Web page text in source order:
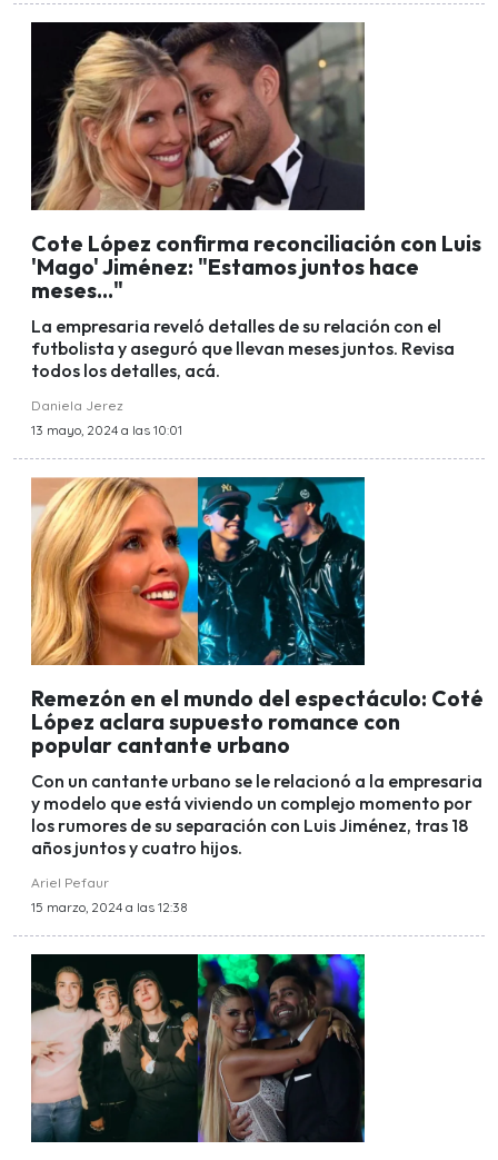
Cote López confirma reconciliación con Luis
'Mago' Jiménez: "Estamos juntos hace
meses..."
La empresaria reveló detalles de su relación con el
futbolista y aseguró que llevan meses juntos. Revisa
todos los detalles, acá.
Daniela Jerez
13 mayo, 2024 a las 10:01
Remezón en el mundo del espectáculo: Coté
López aclara supuesto romance con
popular cantante urbano
Con un cantante urbano se le relacionó a la empresaria
y modelo que está viviendo un complejo momento por
los rumores de su separación con Luis Jiménez, tras 18
años juntos y cuatro hijos.
Ariel Pefaur
15 marzo, 2024 a las 12:38